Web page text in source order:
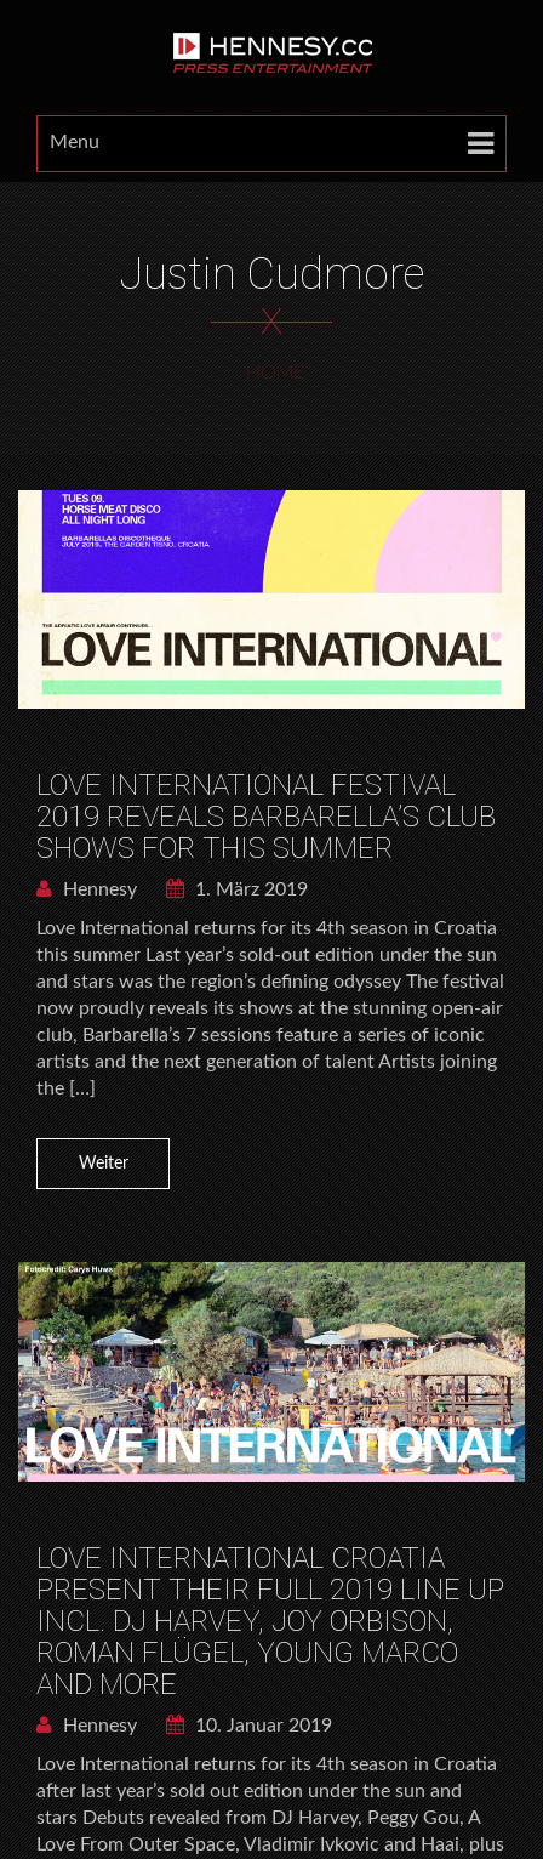
Menu
Justin Cudmore
X
HOME
LOVE INTERNATIONAL FESTIVAL
2019 REVEALS BARBARELLA’S CLUB
SHOWS FOR THIS SUMMER
Hennesy
1. März 2019
Love International returns for its 4th season in Croatia
this summer Last year’s sold-out edition under the sun
and stars was the region’s defining odyssey The festival
now proudly reveals its shows at the stunning open-air
club, Barbarella’s 7 sessions feature a series of iconic
artists and the next generation of talent Artists joining
the […]
Weiter
LOVE INTERNATIONAL CROATIA
PRESENT THEIR FULL 2019 LINE UP
INCL. DJ HARVEY, JOY ORBISON,
ROMAN FLÜGEL, YOUNG MARCO
AND MORE
Hennesy
10. Januar 2019
Love International returns for its 4th season in Croatia
after last year’s sold out edition under the sun and
stars Debuts revealed from DJ Harvey, Peggy Gou, A
Love From Outer Space, Vladimir Ivkovic and Haai, plus